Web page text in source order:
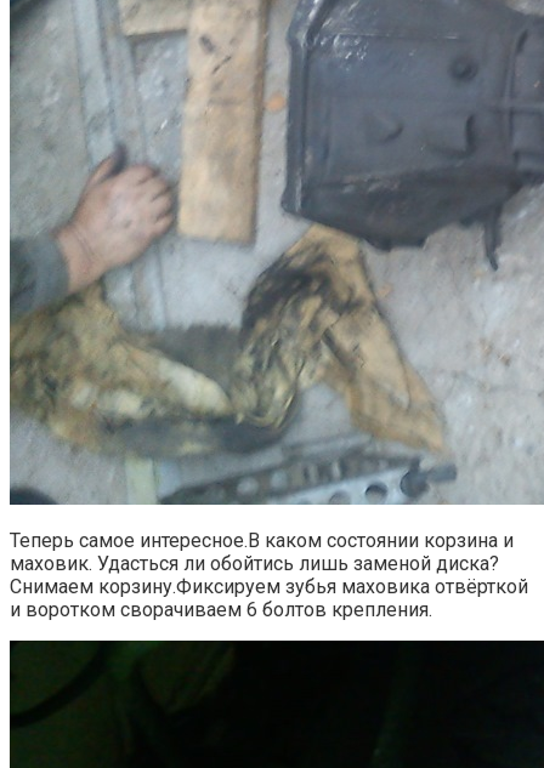
Теперь самое интересное.В каком состоянии корзина и
маховик. Удасться ли обойтись лишь заменой диска?
Снимаем корзину.Фиксируем зубья маховика отвёрткой
и воротком сворачиваем 6 болтов крепления.